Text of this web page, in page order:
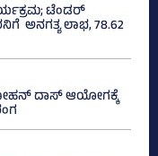
ಟೆಂಡರ್
ಅನಗತ್ಯ ಲಾಭ, 78.62
ದಾಸ್ ಆಯೋಗಕ್ಕೆ